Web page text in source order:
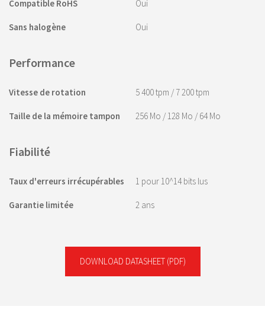
Compatible RoHS Oui
Sans halogène Oui
Performance
Vitesse de rotation 5 400 tpm / 7 200 tpm
Taille de la mémoire tampon 256 Mo / 128 Mo / 64 Mo
Fiabilité
Taux d'erreurs irrécupérables 1 pour 10^14 bits lus
Garantie limitée 2 ans
DOWNLOAD DATASHEET (PDF)